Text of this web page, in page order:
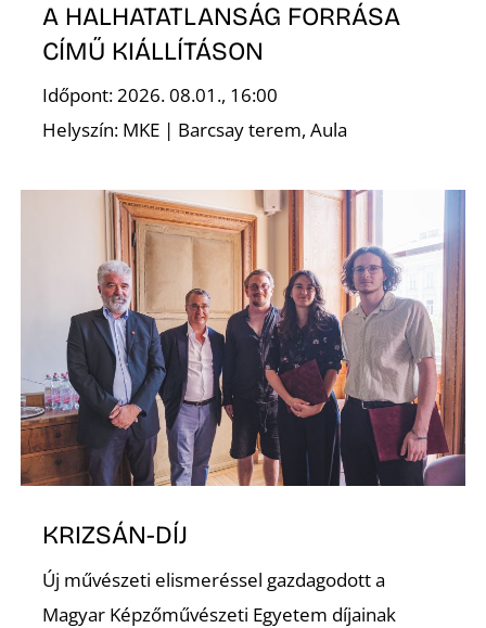
A HALHATATLANSÁG FORRÁSA
CÍMŰ KIÁLLÍTÁSON
Időpont: 2026. 08.01., 16:00
Helyszín: MKE | Barcsay terem, Aula
KRIZSÁN-DÍJ
Új művészeti elismeréssel gazdagodott a
Magyar Képzőművészeti Egyetem díjainak